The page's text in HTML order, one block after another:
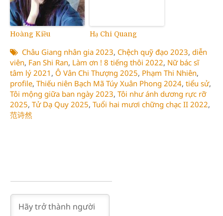
Hoàng Kiều Hạ Chi Quang
Châu Giang nhân gia 2023, Chệch quỹ đạo 2023, diễn
viên, Fan Shi Ran, Làm ơn ! 8 tiếng thôi 2022, Nữ bác sĩ
tâm lý 2021 , Ô Vân Chi Thượng 2025, Phạm Thi Nhiên,
profile, Thiếu niên Bạch Mã Túy Xuân Phong 2024, tiểu sử,
Tôi mộng giữa ban ngày 2023, Tôi như ánh dương rực rỡ
2025, Tử Dạ Quy 2025, Tuổi hai mươi chững chạc II 2022,
范诗然